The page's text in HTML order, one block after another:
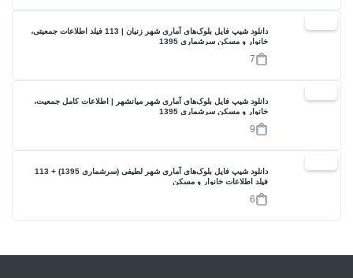
دانلود شیپ فایل بلوک‌های آماری شهر زنیان | 113 فیلد اطلاعات جمعیتی،
خانوار و مسکن سرشماری 1395
7
دانلود شیپ فایل بلوک‌های آماری شهر میانشهر | اطلاعات کامل جمعیت،
خانوار و مسکن سرشماری 1395
9
دانلود شیپ فایل بلوک‌های آماری شهر لطیفی (سرشماری 1395) + 113
فیلد اطلاعات خانوار و مسکن
6